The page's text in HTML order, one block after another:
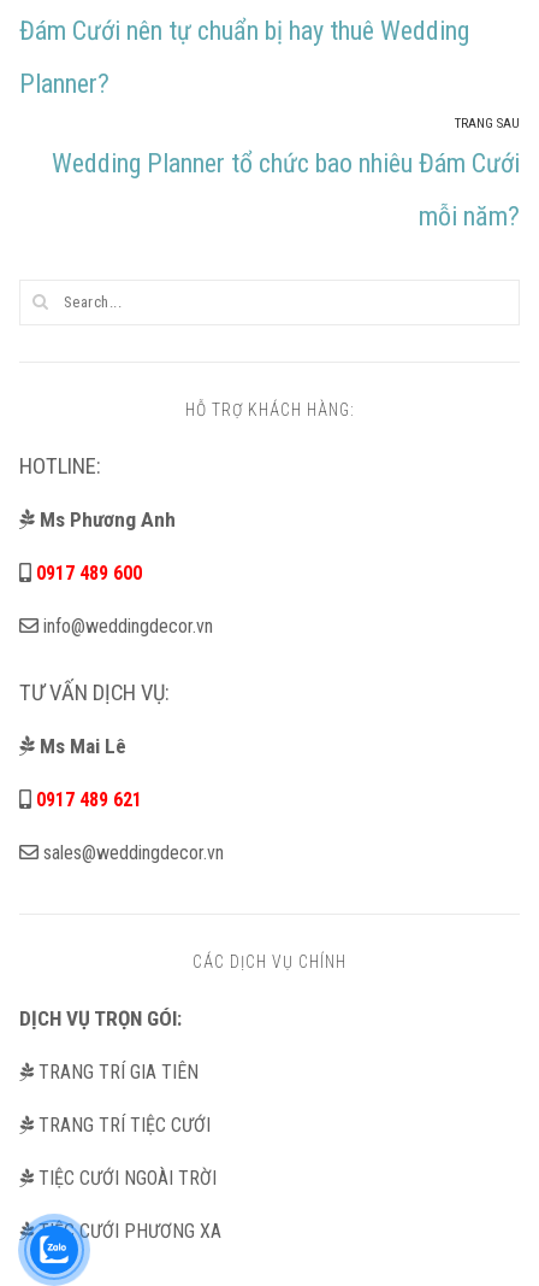
Đám Cưới nên tự chuẩn bị hay thuê Wedding
Planner?
TRANG SAU
Wedding Planner tổ chức bao nhiêu Đám Cưới
mỗi năm?
HỖ TRỢ KHÁCH HÀNG:
HOTLINE:
Ms Phương Anh
0917 489 600
info@weddingdecor.vn
TƯ VẤN DỊCH VỤ:
Ms Mai Lê
0917 489 621
sales@weddingdecor.vn
CÁC DỊCH VỤ CHÍNH
DỊCH VỤ TRỌN GÓI:
TRANG TRÍ GIA TIÊN
TRANG TRÍ TIỆC CƯỚI
TIỆC CƯỚI NGOÀI TRỜI
TIỆC CƯỚI PHƯƠNG XA